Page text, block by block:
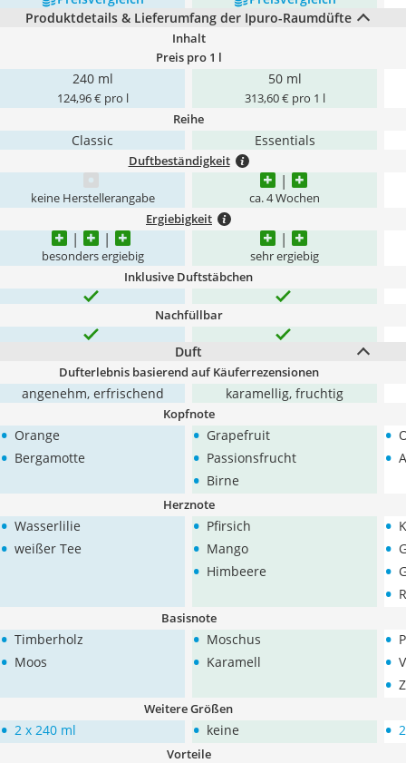
Produktdetails & Lieferumfang der Ipuro-Raumdüfte
Inhalt
Preis pro 1 l
240 ml
124,96 € pro l
50 ml
313,60 € pro 1 l
Reihe
Classic Essentials
Duftbeständigkeit
keine Herstellerangabe ca. 4 Wochen
Ergiebigkeit
besonders ergiebig sehr ergiebig
Inklusive Duftstäbchen
Nachfüllbar
Duft
Dufterlebnis basierend auf Käuferrezensionen
angenehm, erfrischend karamellig, fruchtig
Kopfnote
• Orange
• Bergamotte
• Grapefruit
• Passionsfrucht
• Birne
•
•
Herznote
• Wasserlilie
• weißer Tee
• Pfirsich
• Mango
• Himbeere
•
•
•
•
Basisnote
• Timberholz
• Moos
• Moschus
• Karamell
•
•
•
Weitere Größen
• 2 x 240 ml • keine •
Vorteile